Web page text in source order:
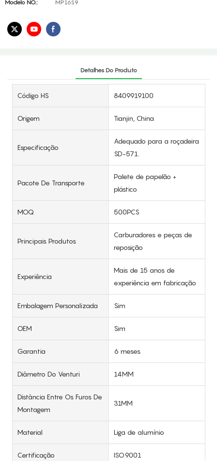
Modelo NO.: MP16S9
Detalhes Do Produto
Código HS 8409919100
Origem Tianjin, China
Especificação
Adequado para a roçadeira
SD-571.
Pacote De Transporte
Palete de papelão +
plástico
MOQ 500PCS
Principais Produtos
Carburadores e peças de
reposição
Experiência
Mais de 15 anos de
experiência em fabricação
Embalagem Personalizada Sim
OEM Sim
Garantia 6 meses
Diâmetro Do Venturi 14MM
Distância Entre Os Furos De
Montagem
31MM
Material Liga de alumínio
Certificação ISO9001